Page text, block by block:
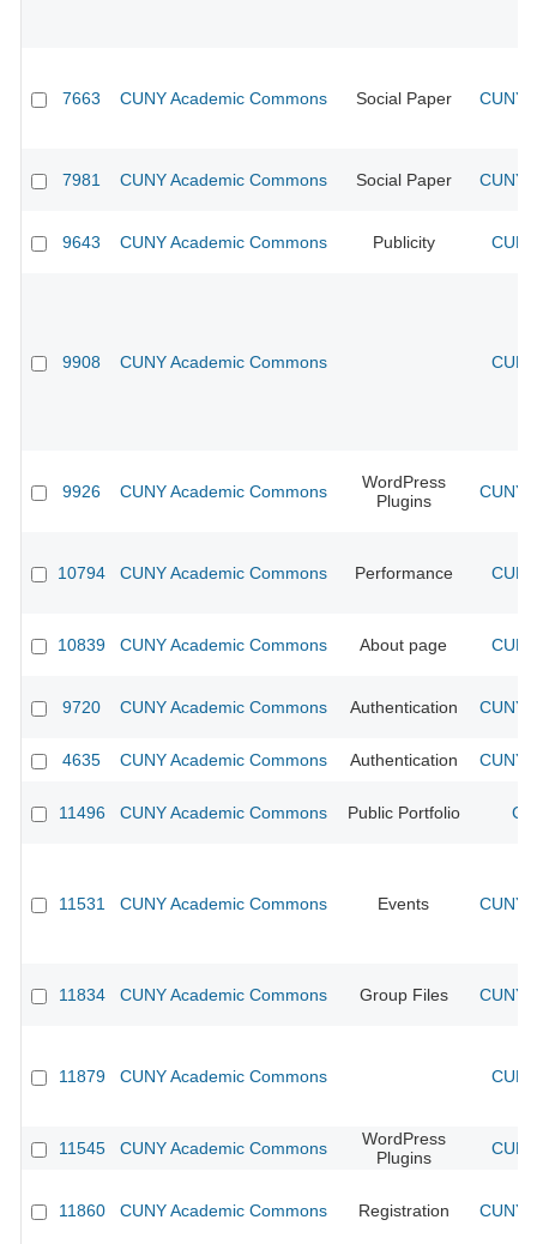
7663 CUNY Academic Commons Social Paper CUNY
7981 CUNY Academic Commons Social Paper CUNY
9643 CUNY Academic Commons Publicity
9908 CUNY Academic Commons
9926 CUNY Academic Commons
WordPress
Plugins
CUNY
10794 CUNY Academic Commons Performance
10839 CUNY Academic Commons About page
9720 CUNY Academic Commons Authentication CUNY
4635 CUNY Academic Commons Authentication CUNY
11496 CUNY Academic Commons Public Portfolio
11531 CUNY Academic Commons Events CUNY
11834 CUNY Academic Commons Group Files CUNY
11879 CUNY Academic Commons
11545 CUNY Academic Commons
WordPress
Plugins
11860 CUNY Academic Commons Registration CUNY